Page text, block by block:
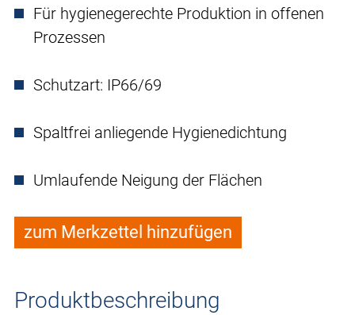
Für hygienegerechte Produktion in offenen
Prozessen
Schutzart: IP66/69
Spaltfrei anliegende Hygienedichtung
Umlaufende Neigung der Flächen
zum Merkzettel hinzufügen
Produktbeschreibung